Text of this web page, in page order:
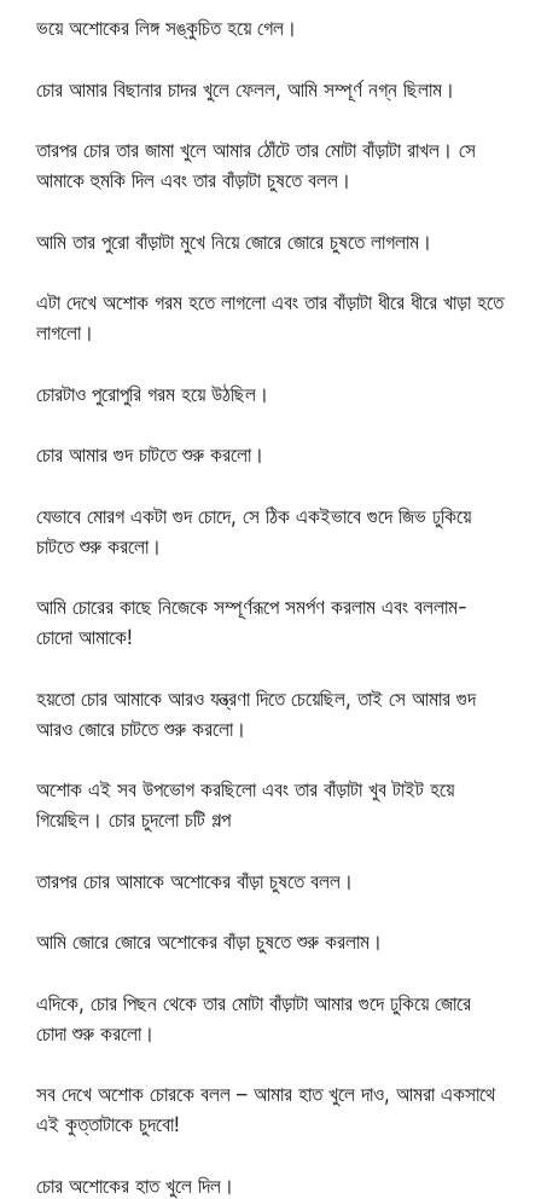
ভয়ে অশোকের লিঙ্গ সঙ্কুচিত হয়ে গেল।
চোর আমার বিছানার চাদর খুলে ফেলল, আমি সম্পূর্ণ নগ্ন ছিলাম।
তারপর চোর তার জামা খুলে আমার ঠোঁটে তার মোটা বাঁড়াটা রাখল। সে
আমাকে হুমকি দিল এবং তার বাঁড়াটা চুষতে বলল।
আমি তার পুরো বাঁড়াটা মুখে নিয়ে জোরে জোরে চুষতে লাগলাম।
এটা দেখে অশোক গরম হতে লাগলো এবং তার বাঁড়াটা ধীরে ধীরে খাড়া হতে
লাগলো।
চোরটাও পুরোপুরি গরম হয়ে উঠছিল।
চোর আমার গুদ চাটতে শুরু করলো।
যেভাবে মোরগ একটা গুদ চোদে, সে ঠিক একইভাবে গুদে জিভ ঢুকিয়ে
চাটতে শুরু করলো।
আমি চোরের কাছে নিজেকে সম্পূর্ণরূপে সমর্পণ করলাম এবং বললাম-
চোদো আমাকে!
হয়তো চোর আমাকে আরও যন্ত্রণা দিতে চেয়েছিল, তাই সে আমার গুদ
আরও জোরে চাটতে শুরু করলো।
অশোক এই সব উপভোগ করছিলো এবং তার বাঁড়াটা খুব টাইট হয়ে
গিয়েছিল। চোর চুদলো চটি গল্প
তারপর চোর আমাকে অশোকের বাঁড়া চুষতে বলল।
আমি জোরে জোরে অশোকের বাঁড়া চুষতে শুরু করলাম।
এদিকে, চোর পিছন থেকে তার মোটা বাঁড়াটা আমার গুদে ঢুকিয়ে জোরে
চোদা শুরু করলো।
সব দেখে অশোক চোরকে বলল – আমার হাত খুলে দাও, আমরা একসাথে
এই কুত্তাটাকে চুদবো!
চোর অশোকের হাত খুলে দিল।